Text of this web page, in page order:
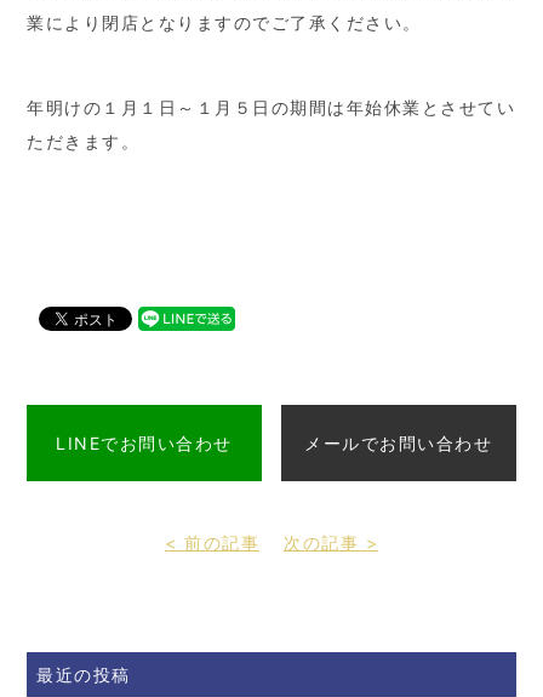
業により閉店となりますのでご了承ください。
年明けの１月１日～１月５日の期間は年始休業とさせてい
ただきます。
LINEでお問い合わせ メールでお問い合わせ
< 前の記事 次の記事 >
最近の投稿